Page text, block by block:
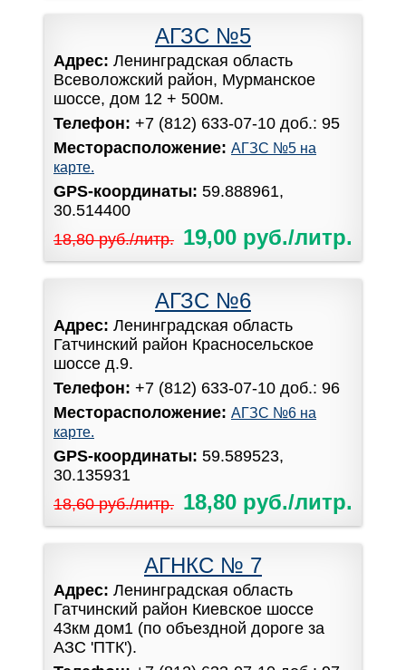
АГЗС №5
Адрес: Ленинградская область
Всеволожский район, Мурманское
шоссе, дом 12 + 500м.
Телефон: +7 (812) 633-07-10 доб.: 95
Месторасположение: АГЗС №5 на
карте.
GPS-координаты: 59.888961,
30.514400
18,80 руб./литр. 19,00 руб./литр.
АГЗС №6
Адрес: Ленинградская область
Гатчинский район Красносельское
шоссе д.9.
Телефон: +7 (812) 633-07-10 доб.: 96
Месторасположение: АГЗС №6 на
карте.
GPS-координаты: 59.589523,
30.135931
18,60 руб./литр. 18,80 руб./литр.
АГНКС № 7
Адрес: Ленинградская область
Гатчинский район Киевское шоссе
43км дом1 (по объездной дороге за
АЗС 'ПТК').